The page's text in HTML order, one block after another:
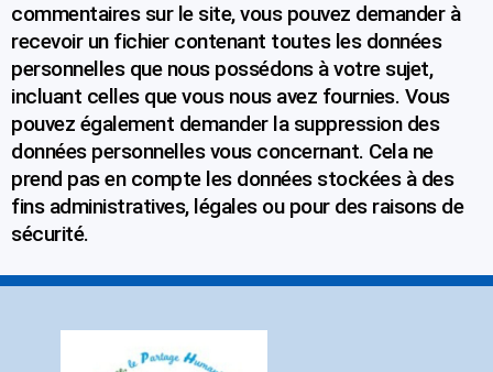
commentaires sur le site, vous pouvez demander à
recevoir un fichier contenant toutes les données
personnelles que nous possédons à votre sujet,
incluant celles que vous nous avez fournies. Vous
pouvez également demander la suppression des
données personnelles vous concernant. Cela ne
prend pas en compte les données stockées à des
fins administratives, légales ou pour des raisons de
sécurité.